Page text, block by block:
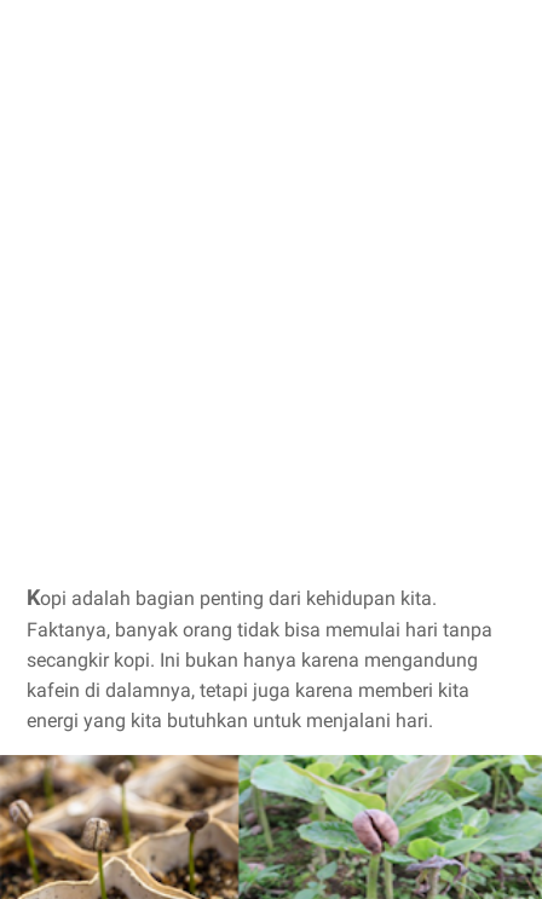
Kopi adalah bagian penting dari kehidupan kita.
Faktanya, banyak orang tidak bisa memulai hari tanpa
secangkir kopi. Ini bukan hanya karena mengandung
kafein di dalamnya, tetapi juga karena memberi kita
energi yang kita butuhkan untuk menjalani hari.